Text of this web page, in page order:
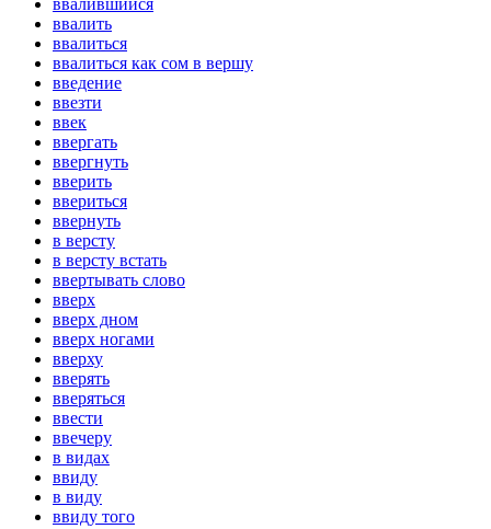
ввалить
ввалиться
ввалиться как сом в вершу
введение
ввезти
ввек
ввергать
ввергнуть
вверить
ввериться
ввернуть
в версту
в версту встать
ввертывать слово
вверх
вверх дном
вверх ногами
вверху
вверять
вверяться
ввести
ввечеру
в видах
ввиду
в виду
ввиду того